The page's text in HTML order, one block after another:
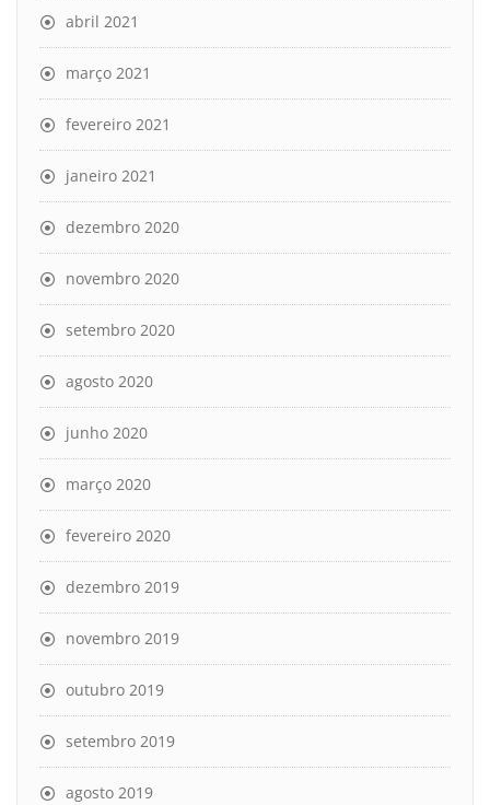
abril 2021
março 2021
fevereiro 2021
janeiro 2021
dezembro 2020
novembro 2020
setembro 2020
agosto 2020
junho 2020
março 2020
fevereiro 2020
dezembro 2019
novembro 2019
outubro 2019
setembro 2019
agosto 2019